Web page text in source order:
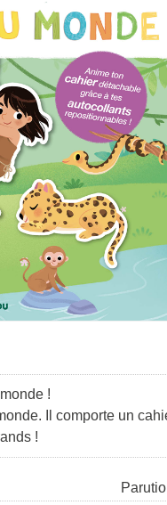
!
Il comporte un
!